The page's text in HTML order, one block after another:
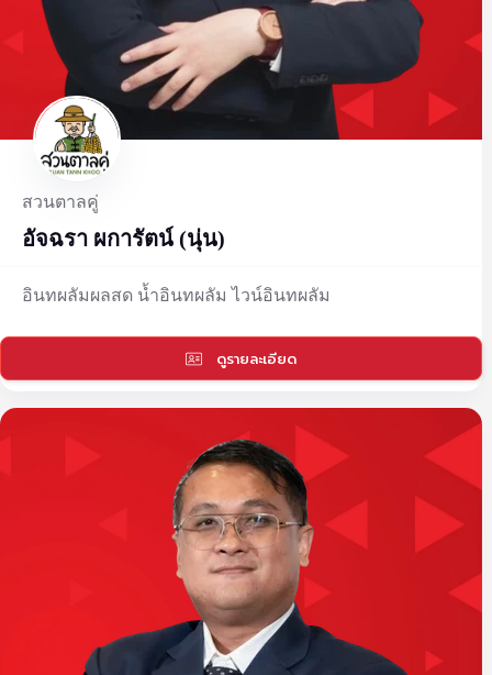
สวนตาลคู่
อัจฉรา ผการัตน์ (นุ่น)
อินทผลัมผลสด น้ำอินทผลัม ไวน์อินทผลัม
ดูรายละเอียด